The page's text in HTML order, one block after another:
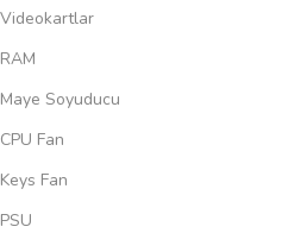
Videokartlar
RAM
Maye Soyuducu
CPU Fan
Keys Fan
PSU